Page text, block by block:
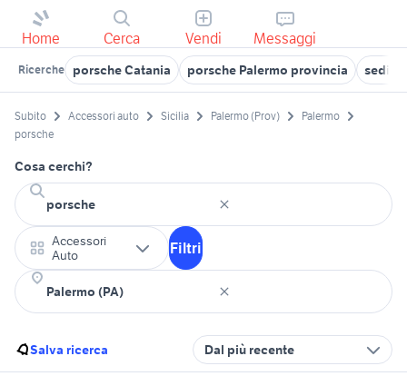
Home Cerca Vendi Messaggi
Ricerche porsche Catania porsche Palermo provincia sedili
Subito Accessori auto Sicilia Palermo (Prov)
Palermo
porsche
Cosa cerchi?
Accessori
Auto
Filtri
Salva ricerca Dal più recente